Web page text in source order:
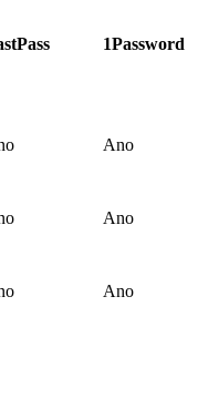
1Password
Ano
Ano
Ano